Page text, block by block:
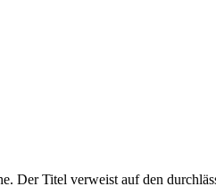
Der Titel verweist auf den